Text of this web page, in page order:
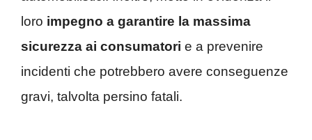
loro impegno a garantire la massima
sicurezza ai consumatori e a prevenire
incidenti che potrebbero avere conseguenze
gravi, talvolta persino fatali.